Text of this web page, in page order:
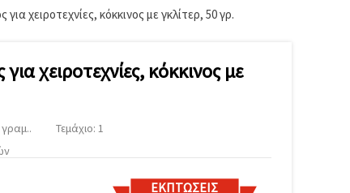
χειροτεχνίες, κόκκινος με γκλίτερ, 50 γρ.
χειροτεχνίες, κόκκινος με
Τεμάχιο: 1
ΕΚΠΤΏΣΕΙΣ